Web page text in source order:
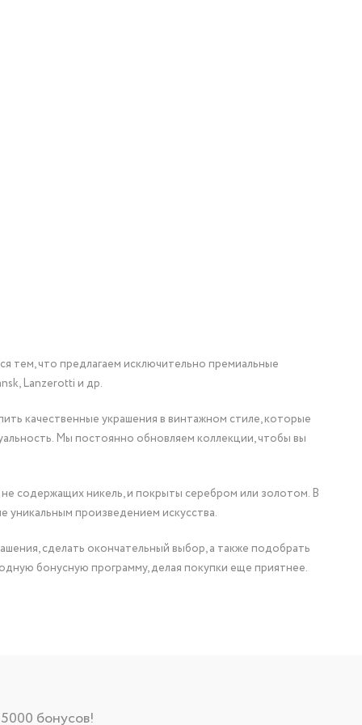
тем, что предлагаем исключительно премиальные
Lanzerotti и др.
качественные украшения в винтажном стиле, которые
Мы постоянно обновляем коллекции, чтобы вы
содержащих никель, и покрыты серебром или золотом. В
уникальным произведением искусства.
сделать окончательный выбор, а также подобрать
бонусную программу, делая покупки еще приятнее.
бонусов!